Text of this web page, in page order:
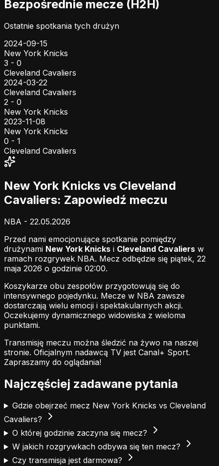
Bezpośrednie mecze (H2H)
Ostatnie spotkania tych drużyn
2024-09-15
New York Knicks
3 - 0
Cleveland Cavaliers
2024-03-22
Cleveland Cavaliers
2 - 0
New York Knicks
2023-11-08
New York Knicks
0 - 1
Cleveland Cavaliers
New York Knicks vs Cleveland
Cavaliers: Zapowiedź meczu
NBA - 22.05.2026
Przed nami emocjonujące spotkanie pomiędzy
drużynami New York Knicks i Cleveland Cavaliers w
ramach rozgrywek NBA. Mecz odbędzie się piątek, 22
maja 2026 o godzinie 02:00.
Koszykarze obu zespołów przygotowują się do
intensywnego pojedynku. Mecze w NBA zawsze
dostarczają wielu emocji i spektakularnych akcji.
Oczekujemy dynamicznego widowiska z wieloma
punktami.
Transmisję meczu można śledzić na żywo na naszej
stronie. Oficjalnym nadawcą TV jest Canal+ Sport.
Zapraszamy do oglądania!
Najczęściej zadawane pytania
Gdzie obejrzeć mecz New York Knicks vs Cleveland
Cavaliers?
O której godzinie zaczyna się mecz?
W jakich rozgrywkach odbywa się ten mecz?
Czy transmisja jest darmowa?